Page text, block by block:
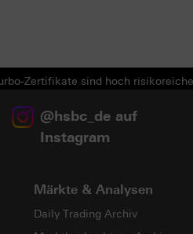
Zertifikate sind hoch
@hsbc_de auf
Instagram
Märkte & Analysen
Daily Trading Archiv